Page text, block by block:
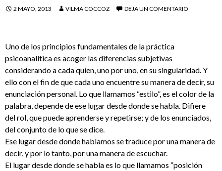
2 MAYO, 2013 VILMA COCCOZ DEJA UN COMENTARIO
Uno de los principios fundamentales de la práctica
psicoanalítica es acoger las diferencias subjetivas
considerando a cada quien, uno por uno, en su singularidad. Y
ello con el fin de que cada uno encuentre su manera de decir, su
enunciación personal. Lo que llamamos “estilo”, es el color de la
palabra, depende de ese lugar desde donde se habla. Difiere
del rol, que puede aprenderse y repetirse; y de los enunciados,
del conjunto de lo que se dice.
Ese lugar desde donde hablamos se traduce por una manera de
decir, y por lo tanto, por una manera de escuchar.
El lugar desde donde se habla es lo que llamamos “posición